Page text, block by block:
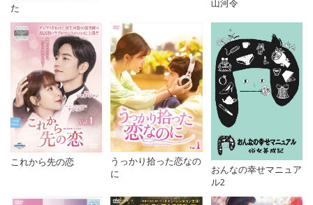
た
山河令
これから先の恋
うっかり拾った恋なの
に
おんなの幸せマニュア
ル2